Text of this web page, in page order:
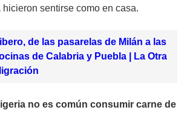
sentirse como en casa.
de las pasarelas de Milán a las
de Calabria y Puebla | La Otra
no es común consumir carne de